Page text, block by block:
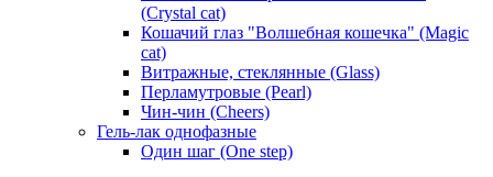
(Crystal cat)
Кошачий глаз "Волшебная кошечка" (Magic
cat)
Витражные, стеклянные (Glass)
Перламутровые (Pearl)
Чин-чин (Cheers)
Гель-лак однофазные
Один шаг (One step)